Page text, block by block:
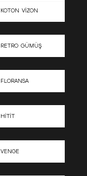
KOTON VİZON
RETRO GÜMÜŞ
FLORANSA
HİTİT
VENGE